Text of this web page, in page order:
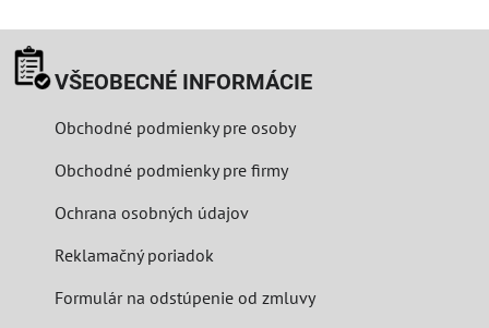
VŠEOBECNÉ INFORMÁCIE
Obchodné podmienky pre osoby
Obchodné podmienky pre firmy
Ochrana osobných údajov
Reklamačný poriadok
Formulár na odstúpenie od zmluvy